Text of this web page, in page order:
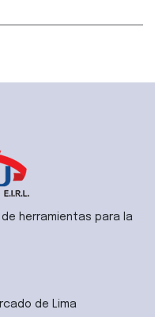
herramientas para la
de Lima